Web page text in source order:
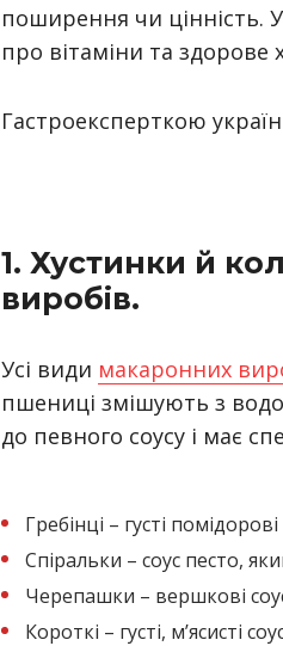
поширення чи цінність.
про вітаміни та здорове
Гастроексперткою
1. Хустинки й
виробів.
Усі види макаронних
пшениці змішують з
до певного соусу і має
Гребінці – густі помідорові
Спіральки – соус песто,
Черепашки – вершкові
Короткі – густі, м’ясисті